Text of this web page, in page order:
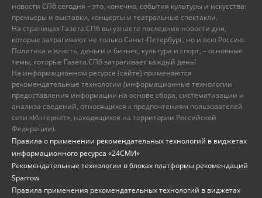
новости СПб сегодня – это, конечно, события культуры и искусства:
премьеры и выставки, концерты и театральные спектакли.
На страницах Газета.СПб вы узнаете последние новости дня,
которые затрагивают не только Санкт-Петербург, но и всю Россию.
Политика и власть, деньги и бизнес, культура и спорт, – основные
темы, которые Газета.СПб затрагивает каждый день!
На информационном ресурсе (сайте) применяются
рекомендательные технологии (информационные технологии
предоставления информации на основе сбора, систематизации и
анализа сведений, относящихся к предпочтениям пользователей
сети «Интернет», находящихся на территории Российской
Федерации).
Правила о применении рекомендательных технологий в виджетах
информационного ресурса «24СМИ»
Рекомендательные технологии в блоках платформы рекомендаций
Sparrow
Правила применения рекомендательных технологий в виджетах